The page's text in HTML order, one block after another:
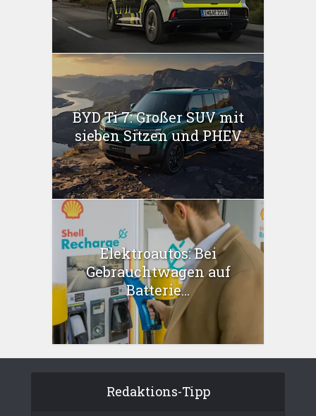
BYD Ti 7: Großer SUV mit
sieben Sitzen und PHEV
Elektroautos: Bei
Gebrauchtwagen auf
Batterie...
Redaktions-Tipp